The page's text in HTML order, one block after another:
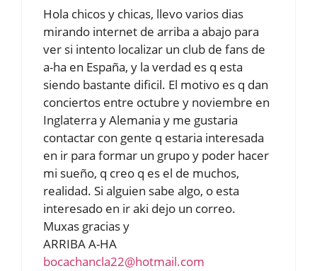
Hola chicos y chicas, llevo varios dias
mirando internet de arriba a abajo para
ver si intento localizar un club de fans de
a-ha en España, y la verdad es q esta
siendo bastante dificil. El motivo es q dan
conciertos entre octubre y noviembre en
Inglaterra y Alemania y me gustaria
contactar con gente q estaria interesada
en ir para formar un grupo y poder hacer
mi sueño, q creo q es el de muchos,
realidad. Si alguien sabe algo, o esta
interesado en ir aki dejo un correo.
Muxas gracias y
ARRIBA A-HA
bocachancla22@hotmail.com